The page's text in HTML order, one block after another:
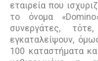
εταιρεία που
το όνοµα
συνεργάτες,
εγκαταλείψουν,
100 καταστήµατα